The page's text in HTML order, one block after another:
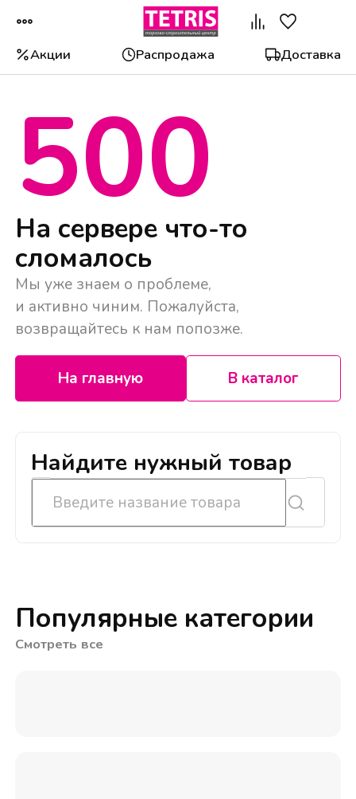
Акции Распродажа Доставка
500
На сервере что-то
сломалось
Мы уже знаем о проблеме,
и активно чиним. Пожалуйста,
возвращайтесь к нам попозже.
На главную В каталог
Найдите нужный товар
Популярные категории
Смотреть все